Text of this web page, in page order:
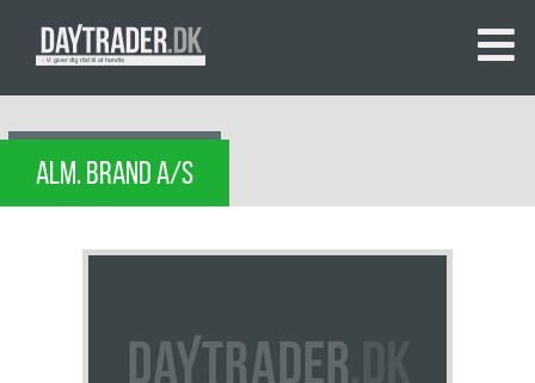
ALM. BRAND A/S